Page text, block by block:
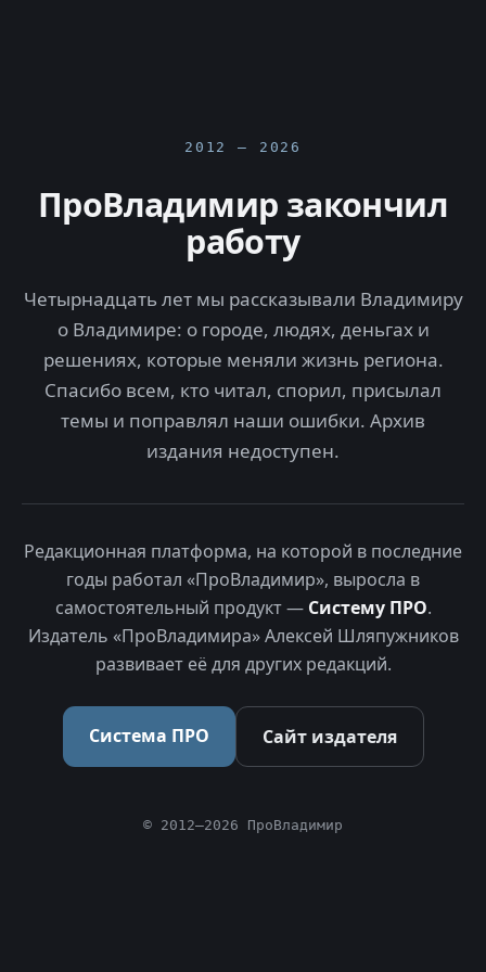
2012 — 2026
ПроВладимир закончил
работу
Четырнадцать лет мы рассказывали Владимиру
о Владимире: о городе, людях, деньгах и
решениях, которые меняли жизнь региона.
Спасибо всем, кто читал, спорил, присылал
темы и поправлял наши ошибки. Архив
издания недоступен.
Редакционная платформа, на которой в последние
годы работал «ПроВладимир», выросла в
самостоятельный продукт — Систему ПРО.
Издатель «ПроВладимира» Алексей Шляпужников
развивает её для других редакций.
Система ПРО Сайт издателя
© 2012–2026 ПроВладимир